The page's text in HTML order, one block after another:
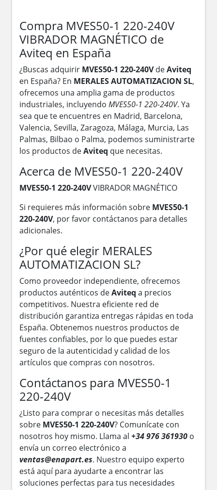
Compra MVES50-1 220-240V
VIBRADOR MAGNÉTICO de
Aviteq en España
¿Buscas adquirir MVES50-1 220-240VdeAviteq
en España? En MERALES AUTOMATIZACION SL,
ofrecemos una amplia gama de productos
industriales, incluyendo MVES50-1 220-240V. Ya
sea que te encuentres en Madrid, Barcelona,
Valencia, Sevilla, Zaragoza, Málaga, Murcia, Las
Palmas, Bilbao o Palma, podemos suministrarte
los productos deAviteq que necesitas.
Acerca de MVES50-1 220-240V
MVES50-1 220-240VVIBRADOR MAGNÉTICO
Si requieres más información sobre MVES50-1
220-240V, por favor contáctanos para detalles
adicionales.
¿Por qué elegir MERALES
AUTOMATIZACION SL?
Como proveedor independiente, ofrecemos
productos auténticos deAviteq a precios
competitivos. Nuestra eficiente red de
distribución garantiza entregas rápidas en toda
España. Obtenemos nuestros productos de
fuentes confiables, por lo que puedes estar
seguro de la autenticidad y calidad de los
artículos que compras con nosotros.
Contáctanos para MVES50-1
220-240V
¿Listo para comprar o necesitas más detalles
sobre MVES50-1 220-240V? Comunícate con
nosotros hoy mismo. Llama al +34 976 361930 o
envía un correo electrónico a
ventas@enapart.es. Nuestro equipo experto
está aquí para ayudarte a encontrar las
soluciones perfectas para tus necesidades